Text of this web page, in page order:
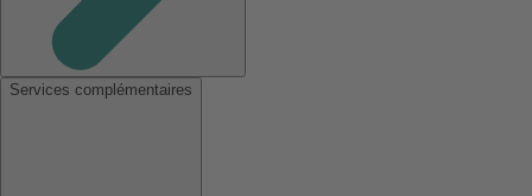
Services complémentaires